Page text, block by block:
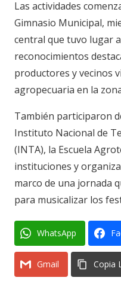
Las actividades
Gimnasio Municipal,
central que tuvo lugar
reconocimientos
productores y vecinos
agropecuaria en la
También participaron
Instituto Nacional de
(INTA), la Escuela
instituciones y
marco de una jornada
para musicalizar los
WhatsApp
Gmail Copia